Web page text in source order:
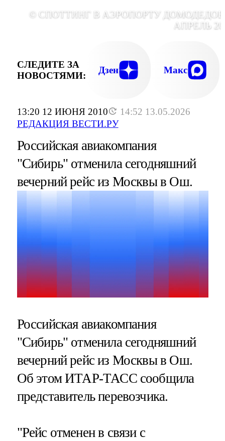
13:20 12 ИЮНЯ 2010
14:52 13.05.2026
РЕДАКЦИЯ ВЕСТИ.РУ
© СПОТТИНГ В АЭРОПОРТУ
АПРЕЛЬ
СЛЕДИТЕ ЗА
НОВОСТЯМИ:
Дзен Макс
Российская авиакомпания
"Сибирь" отменила сегодняшний
вечерний рейс из Москвы в Ош.
Российская авиакомпания
"Сибирь" отменила сегодняшний
вечерний рейс из Москвы в Ош.
Об этом ИТАР-ТАСС сообщила
представитель перевозчика.
"Рейс отменен в связи с